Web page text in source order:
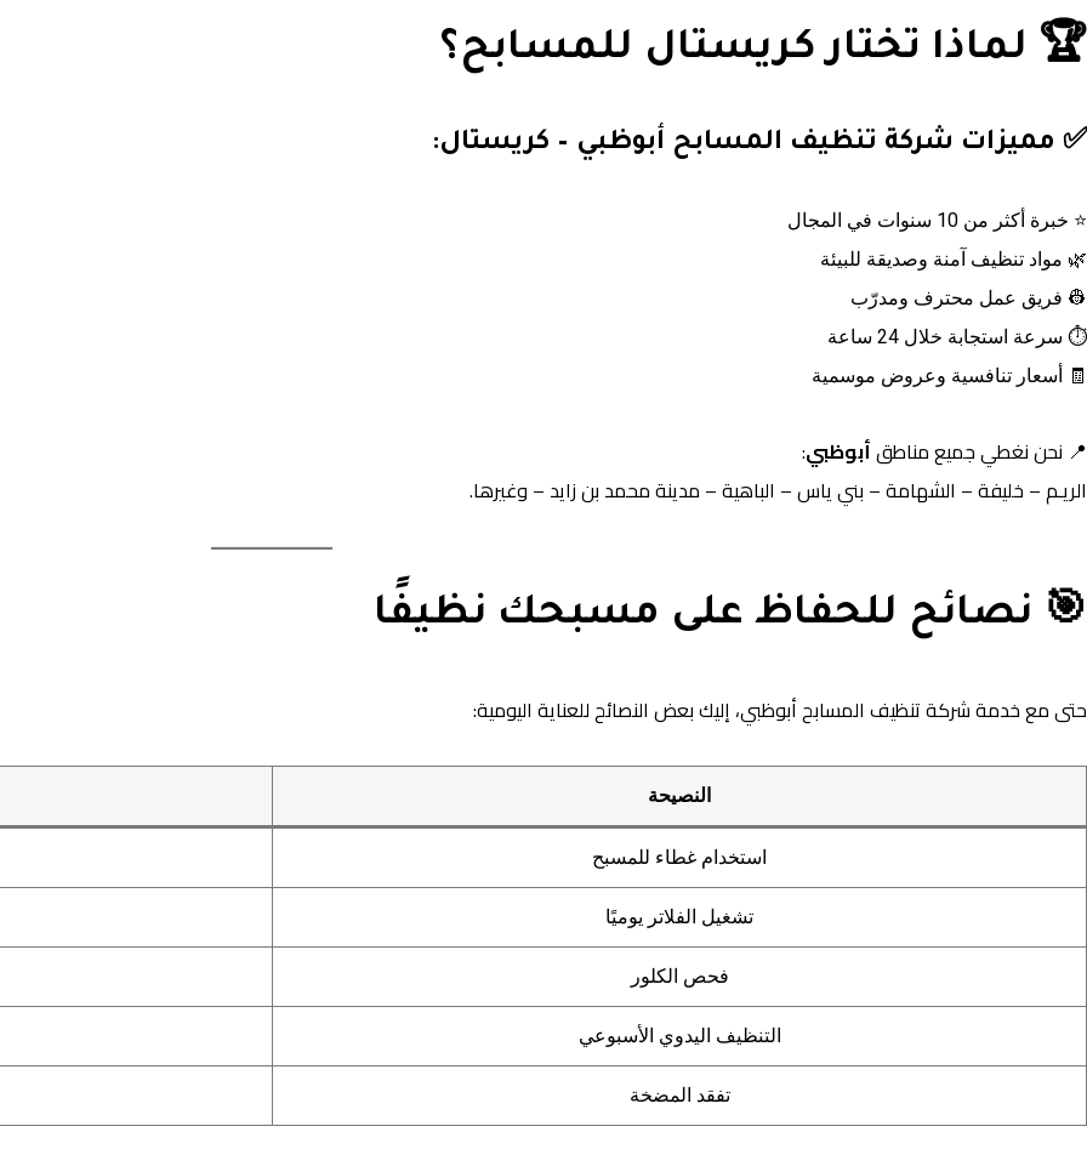
🏆 لماذا تختار كريستال للمسابح؟
✅ مميزات شركة تنظيف المسابح أبوظبي – كريستال:
⭐ خبرة أكثر من 10 سنوات في المجال
🌿 مواد تنظيف آمنة وصديقة للبيئة
👷 فريق عمل محترف ومدرّب
⏱️ سرعة استجابة خلال 24 ساعة
🧾 أسعار تنافسية وعروض موسمية
📍 نحن نغطي جميع مناطقأبوظبي:
الريـم – خليفة – الشهامة – بني ياس – الباهية – مدينة محمد بن زايد – وغيرها.
🎯 نصائح للحفاظ على مسبحك نظيفًا
حتى مع خدمة شركة تنظيف المسابح أبوظبي، إليك بعض النصائح للعناية اليومية:
النصيحة
استخدام غطاء للمسبح
تشغيل الفلاتر يوميًا
فحص الكلور
التنظيف اليدوي الأسبوعي
تفقد المضخة